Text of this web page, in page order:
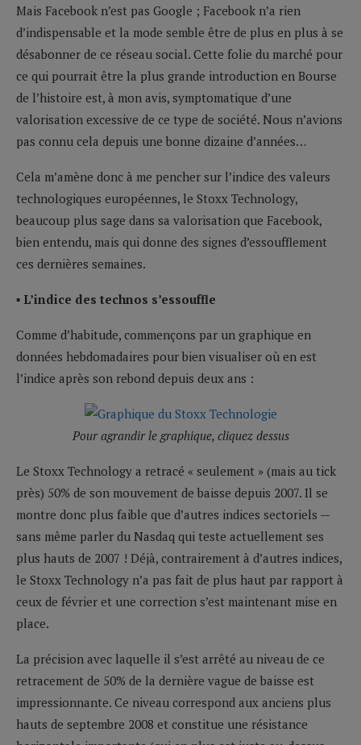
Mais Facebook n’est pas Google ; Facebook n’a rien
d’indispensable et la mode semble être de plus en plus à se
désabonner de ce réseau social. Cette folie du marché pour
ce qui pourrait être la plus grande introduction en Bourse
de l’histoire est, à mon avis, symptomatique d’une
valorisation excessive de ce type de société. Nous n’avions
pas connu cela depuis une bonne dizaine d’années…
Cela m’amène donc à me pencher sur l’indice des valeurs
technologiques européennes, le Stoxx Technology,
beaucoup plus sage dans sa valorisation que Facebook,
bien entendu, mais qui donne des signes d’essoufflement
ces dernières semaines.
▪ L’indice des technos s’essouffle
Comme d’habitude, commençons par un graphique en
données hebdomadaires pour bien visualiser où en est
l’indice après son rebond depuis deux ans :
Pour agrandir le graphique, cliquez dessus
Le Stoxx Technology a retracé « seulement » (mais au tick
près) 50% de son mouvement de baisse depuis 2007. Il se
montre donc plus faible que d’autres indices sectoriels —
sans même parler du Nasdaq qui teste actuellement ses
plus hauts de 2007 ! Déjà, contrairement à d’autres indices,
le Stoxx Technology n’a pas fait de plus haut par rapport à
ceux de février et une correction s’est maintenant mise en
place.
La précision avec laquelle il s’est arrêté au niveau de ce
retracement de 50% de la dernière vague de baisse est
impressionnante. Ce niveau correspond aux anciens plus
hauts de septembre 2008 et constitue une résistance